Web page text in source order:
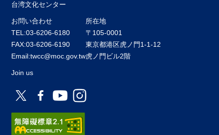
台湾文化センター
お問い合わせ
TEL:03-6206-6180
FAX:03-6206-6190
Email:twcc@moc.gov.tw
所在地
〒105-0001
東京都港区虎ノ門1-1-12
虎ノ門ビル2階
Join us